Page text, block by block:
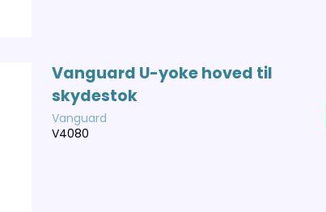
Vanguard U-yoke hoved til
skydestok
Vanguard
V4080